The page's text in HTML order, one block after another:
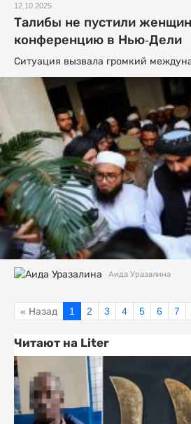
12.10.2025
Талибы не пустили
конференцию в Нью-Дели
Ситуация вызвала громкий
Аида Уразалина
« Назад 1 2 3 4 5 6 7
Читают на Liter